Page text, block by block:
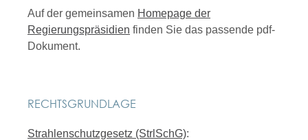
Auf der gemeinsamen Homepage der
Regierungspräsidien finden Sie das passende pdf-
Dokument.
RECHTSGRUNDLAGE
Strahlenschutzgesetz (StrlSchG):